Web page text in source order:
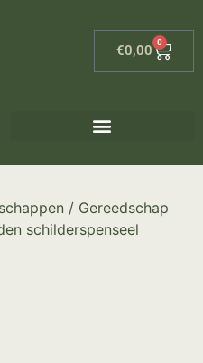
€0,00
0
/ Gereedschap
schilderspenseel